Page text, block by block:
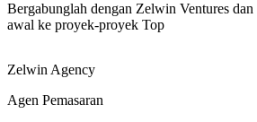
Bergabunglah dengan Zelwin Ventures dan
awal ke proyek-proyek Top
Zelwin Agency
Agen Pemasaran